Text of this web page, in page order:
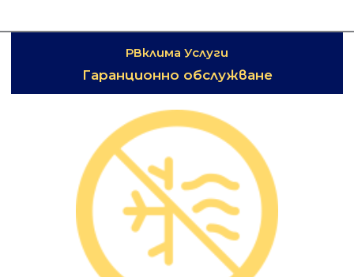
РВклима Услуги
Гаранционно обслужване